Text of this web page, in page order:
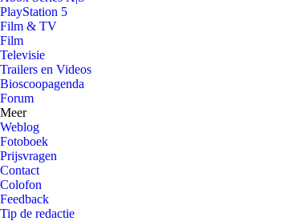
PlayStation 5
Film & TV
Film
Televisie
Trailers en Videos
Bioscoopagenda
Forum
Meer
Weblog
Fotoboek
Prijsvragen
Contact
Colofon
Feedback
Tip de redactie